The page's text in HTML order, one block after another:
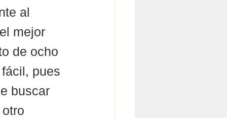
al
mejor
de ocho
pues
buscar